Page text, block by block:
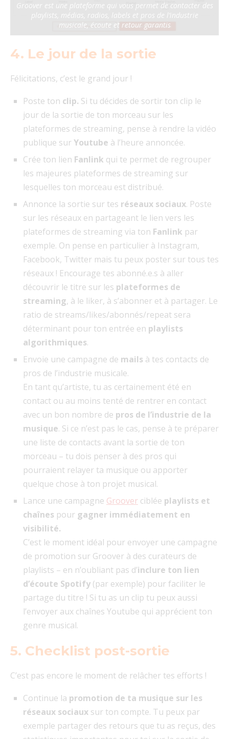
Groover est une plateforme qui vous permet de contacter des
playlists, médias, radios, labels et pros de l’industrie
musicale, écoute et retour garantis
4. Le jour de la sortie
Félicitations, c’est le grand jour !
Poste ton clip. Si tu décides de sortir ton clip le
jour de la sortie de ton morceau sur les
plateformes de streaming, pense à rendre la vidéo
publique sur Youtube à l’heure annoncée.
Crée ton lien Fanlink qui te permet de regrouper
les majeures plateformes de streaming sur
lesquelles ton morceau est distribué.
Annonce la sortie sur tes réseaux sociaux. Poste
sur les réseaux en partageant le lien vers les
plateformes de streaming via ton Fanlink par
exemple. On pense en particulier à Instagram,
Facebook, Twitter mais tu peux poster sur tous tes
réseaux ! Encourage tes abonné.e.s à aller
découvrir le titre sur les plateformes de
streaming, à le liker, à s’abonner et à partager. Le
ratio de streams/likes/abonnés/repeat sera
déterminant pour ton entrée en playlists
algorithmiques.
Envoie une campagne de mails à tes contacts de
pros de l’industrie musicale.
En tant qu’artiste, tu as certainement été en
contact ou au moins tenté de rentrer en contact
avec un bon nombre de pros de l’industrie de la
musique. Si ce n’est pas le cas, pense à te préparer
une liste de contacts avant la sortie de ton
morceau – tu dois penser à des pros qui
pourraient relayer ta musique ou apporter
quelque chose à ton projet musical.
Lance une campagne Groover ciblée playlists et
chaînes pour gagner immédiatement en
visibilité.
C’est le moment idéal pour envoyer une campagne
de promotion sur Groover à des curateurs de
playlists – en n’oubliant pas d’inclure ton lien
d’écoute Spotify (par exemple) pour faciliter le
partage du titre ! Si tu as un clip tu peux aussi
l’envoyer aux chaînes Youtube qui apprécient ton
genre musical.
5. Checklist post-sortie
C’est pas encore le moment de relâcher tes efforts !
Continue la promotion de ta musique sur les
réseaux sociaux sur ton compte. Tu peux par
exemple partager des retours que tu as reçus, des